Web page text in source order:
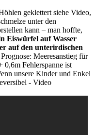
geklettert siehe Video,
unter den
kann – man hoffte,
Eiswürfel auf Wasser
auf den unterirdischen
Meeresanstieg für
0,6m Fehlerspanne ist
unsere Kinder und Enkel
- Video